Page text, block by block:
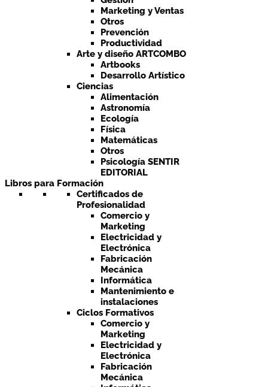
Marketing y Ventas
Otros
Prevención
Productividad
Arte y diseño ARTCOMBO
Artbooks
Desarrollo Artístico
Ciencias
Alimentación
Astronomía
Ecología
Física
Matemáticas
Otros
Psicología SENTIR
EDITORIAL
Libros para Formación
Certificados de
Profesionalidad
Comercio y
Marketing
Electricidad y
Electrónica
Fabricación
Mecánica
Informática
Mantenimiento e
instalaciones
Ciclos Formativos
Comercio y
Marketing
Electricidad y
Electrónica
Fabricación
Mecánica